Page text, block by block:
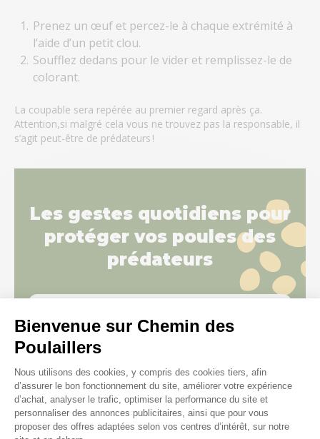
Bienvenue sur Chemin des
Poulaillers
Plateforme de Gestion du
Nous utilisons des cookies, y compris des cookies tiers, afin
d’assurer le bon fonctionnement du site, améliorer votre expérience
d’achat, analyser le trafic, optimiser la performance du site et
personnaliser des annonces publicitaires, ainsi que pour vous
proposer des offres adaptées selon vos centres d’intérêt, sur notre
Prenez un œuf et percez-le à chaque extrémité à
l’aide d’un petit clou.
Soufflez dedans pour le vider et remplissez-le de
colorant.
La coupable sera repérée au premier regard après ça.
Attention,si malgré cela vous ne trouvez pas la responsable, il
s’agit peut-être de prédateurs !
Les gestes quotidiens pour
protéger vos poules des
prédateurs
Comment protéger ses poules des
prédateurs ?